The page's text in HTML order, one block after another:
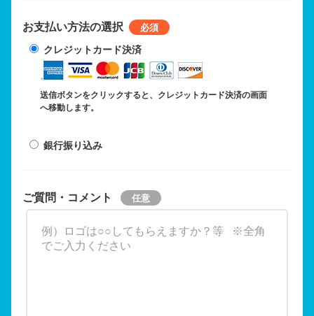
お支払い方法の選択
クレジットカード決済
送信ボタンをクリックすると、クレジットカード決済の画面
へ移動します。
銀行振り込み
ご質問・コメント